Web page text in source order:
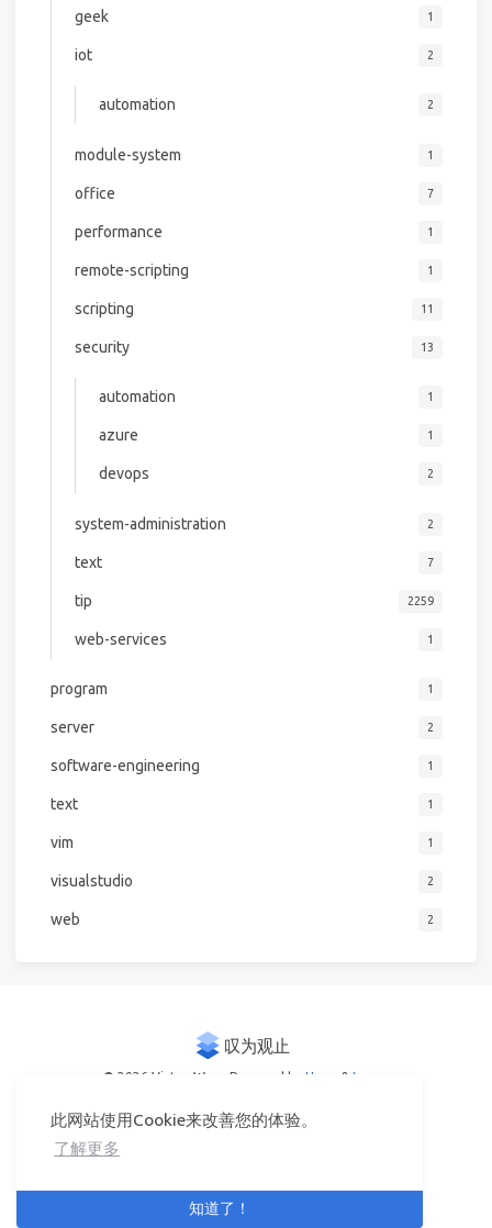
此网站使用Cookie来改善您的体验。
了解更多
知道了！
geek 1
iot 2
automation 2
module-system 1
office 7
performance 1
remote-scripting 1
scripting 11
security 13
automation 1
azure 1
devops 2
system-administration 2
text 7
tip 2259
web-services 1
program 1
server 2
software-engineering 1
text 1
vim 1
visualstudio 2
web 2
© 2026 Victor Woo Powered by Hexo & Icarus